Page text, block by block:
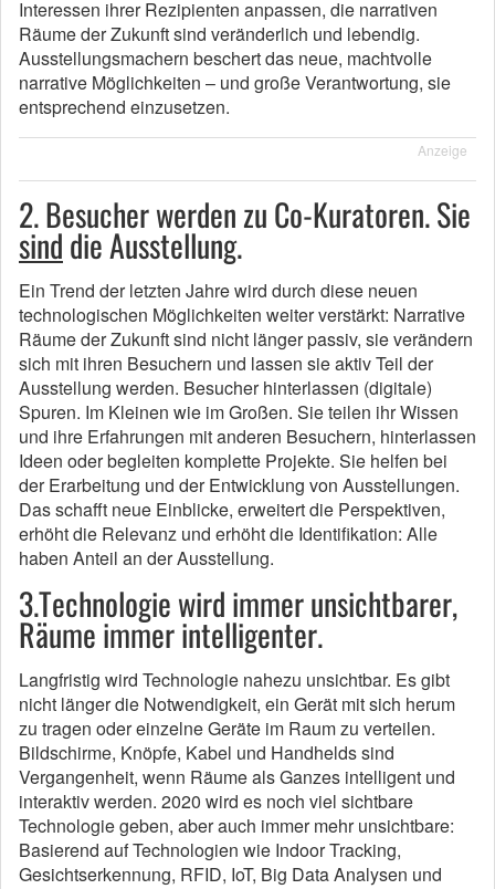
Interessen ihrer Rezipienten anpassen, die narrativen
Räume der Zukunft sind veränderlich und lebendig.
Ausstellungsmachern beschert das neue, machtvolle
narrative Möglichkeiten – und große Verantwortung, sie
entsprechend einzusetzen.
Anzeige
2. Besucher werden zu Co-Kuratoren. Sie
sinddie Ausstellung.
Ein Trend der letzten Jahre wird durch diese neuen
technologischen Möglichkeiten weiter verstärkt: Narrative
Räume der Zukunft sind nicht länger passiv, sie verändern
sich mit ihren Besuchern und lassen sie aktiv Teil der
Ausstellung werden. Besucher hinterlassen (digitale)
Spuren. Im Kleinen wie im Großen. Sie teilen ihr Wissen
und ihre Erfahrungen mit anderen Besuchern, hinterlassen
Ideen oder begleiten komplette Projekte. Sie helfen bei
der Erarbeitung und der Entwicklung von Ausstellungen.
Das schafft neue Einblicke, erweitert die Perspektiven,
erhöht die Relevanz und erhöht die Identifikation: Alle
haben Anteil an der Ausstellung.
3.Technologie wird immer unsichtbarer,
Räume immer intelligenter.
Langfristig wird Technologie nahezu unsichtbar. Es gibt
nicht länger die Notwendigkeit, ein Gerät mit sich herum
zu tragen oder einzelne Geräte im Raum zu verteilen.
Bildschirme, Knöpfe, Kabel und Handhelds sind
Vergangenheit, wenn Räume als Ganzes intelligent und
interaktiv werden. 2020 wird es noch viel sichtbare
Technologie geben, aber auch immer mehr unsichtbare:
Basierend auf Technologien wie Indoor Tracking,
Gesichtserkennung, RFID, IoT, Big Data Analysen und